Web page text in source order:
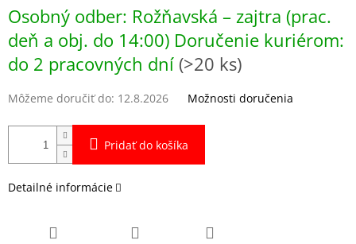
cena:
Osobný odber: Rožňavská – zajtra (prac.
deň a obj. do 14:00) Doručenie kuriérom:
do 2 pracovných dní (>20 ks)
Môžeme doručiť do: 12.8.2026 Možnosti doručenia
Pridať do košíka
Detailné informácie